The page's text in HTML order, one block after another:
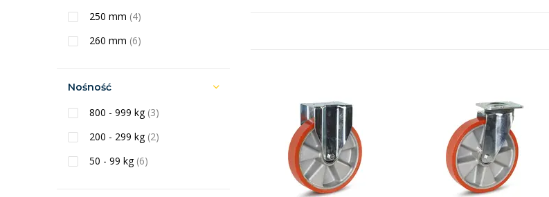
250 mm (4)
260 mm (6)
Nośność
800 - 999 kg (3)
200 - 299 kg (2)
50 - 99 kg (6)